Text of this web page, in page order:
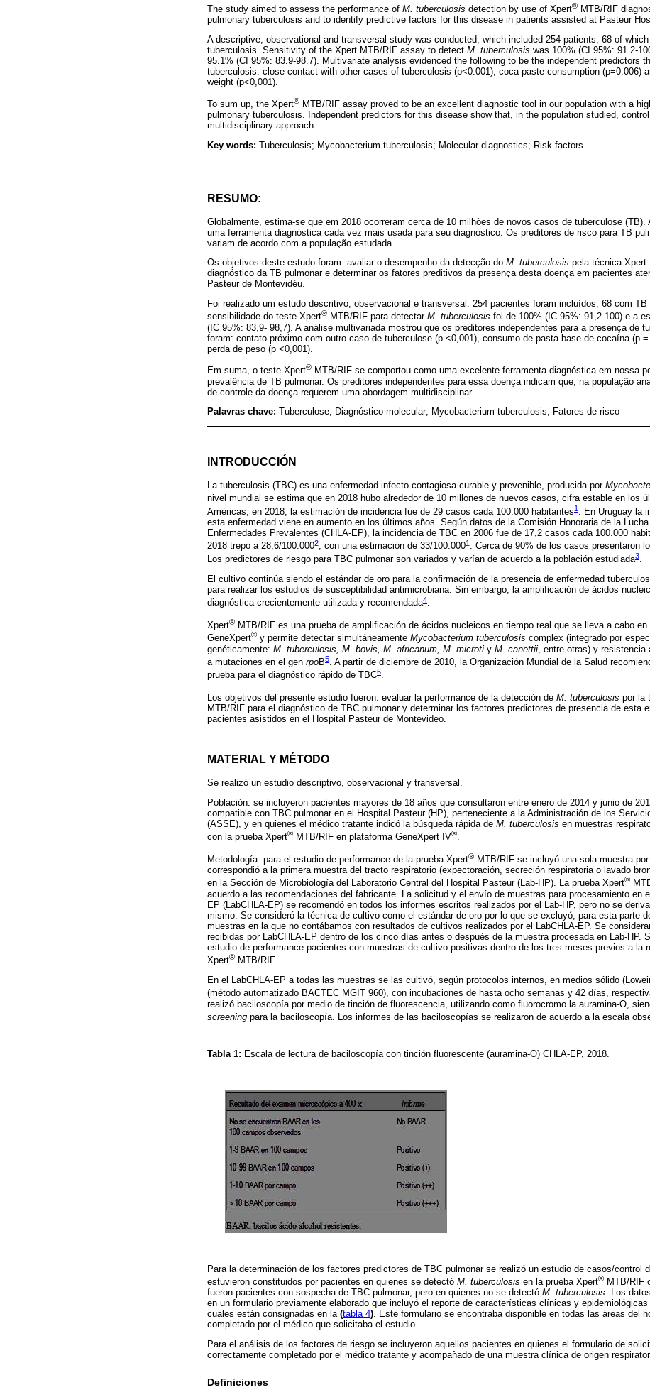
The study aimed to assess the performance of M. tuberculosis detection by use of Xpert® MTB/RIF
pulmonary tuberculosis and to identify predictive factors for this disease in patients assisted at Pasteur
A descriptive, observational and transversal study was conducted, which included 254 patients, 68 of
tuberculosis. Sensitivity of the Xpert MTB/RIF assay to detect M. tuberculosis was 100% (CI 95%: 91.2-
95.1% (CI 95%: 83.9-98.7). Multivariate analysis evidenced the following to be the independent predictors
tuberculosis: close contact with other cases of tuberculosis (p<0.001), coca-paste consumption (p=0.006)
weight (p<0,001).
To sum up, the Xpert® MTB/RIF assay proved to be an excellent diagnostic tool in our population with a
pulmonary tuberculosis. Independent predictors for this disease show that, in the population studied,
multidisciplinary approach.
Key words: Tuberculosis; Mycobacterium tuberculosis; Molecular diagnostics; Risk factors
RESUMO:
Globalmente, estima-se que em 2018 ocorreram cerca de 10 milhões de novos casos de tuberculose (TB).
uma ferramenta diagnóstica cada vez mais usada para seu diagnóstico. Os preditores de risco para TB
variam de acordo com a população estudada.
Os objetivos deste estudo foram: avaliar o desempenho da detecção do M. tuberculosis pela técnica Xpert
diagnóstico da TB pulmonar e determinar os fatores preditivos da presença desta doença em pacientes
Pasteur de Montevidéu.
Foi realizado um estudo descritivo, observacional e transversal. 254 pacientes foram incluídos, 68 com TB
sensibilidade do teste Xpert® MTB/RIF para detectar M. tuberculosis foi de 100% (IC 95%: 91,2-100) e a
(IC 95%: 83,9- 98,7). A análise multivariada mostrou que os preditores independentes para a presença de
foram: contato próximo com outro caso de tuberculose (p <0,001), consumo de pasta base de cocaína (p
perda de peso (p <0,001).
Em suma, o teste Xpert® MTB/RIF se comportou como uma excelente ferramenta diagnóstica em nossa
prevalência de TB pulmonar. Os preditores independentes para essa doença indicam que, na população
de controle da doença requerem uma abordagem multidisciplinar.
Palavras chave: Tuberculose; Diagnóstico molecular; Mycobacterium tuberculosis; Fatores de risco
INTRODUCCIÓN
La tuberculosis (TBC) es una enfermedad infecto-contagiosa curable y prevenible, producida por
nivel mundial se estima que en 2018 hubo alrededor de 10 millones de nuevos casos, cifra estable en los
Américas, en 2018, la estimación de incidencia fue de 29 casos cada 100.000 habitantes1 . En Uruguay la
esta enfermedad viene en aumento en los últimos años. Según datos de la Comisión Honoraria de la
Enfermedades Prevalentes (CHLA-EP), la incidencia de TBC en 2006 fue de 17,2 casos cada 100.000
2018 trepó a 28,6/100.0002, con una estimación de 33/100.0001 . Cerca de 90% de los casos presentaron
Los predictores de riesgo para TBC pulmonar son variados y varían de acuerdo a la población estudiada3.
El cultivo continúa siendo el estándar de oro para la confirmación de la presencia de enfermedad
para realizar los estudios de susceptibilidad antimicrobiana. Sin embargo, la amplificación de ácidos
diagnóstica crecientemente utilizada y recomendada4.
Xpert® MTB/RIF es una prueba de amplificación de ácidos nucleicos en tiempo real que se lleva a cabo en
GeneXpert® y permite detectar simultáneamente Mycobacterium tuberculosis complex (integrado por
genéticamente: M. tuberculosis, M. bovis, M. africanum, M. microti y M. canettii , entre otras) y
a mutaciones en el gen rpoB5 . A partir de diciembre de 2010, la Organización Mundial de la Salud
prueba para el diagnóstico rápido de TBC6.
Los objetivos del presente estudio fueron: evaluar la performance de la detección de M. tuberculosis por la
MTB/RIF para el diagnóstico de TBC pulmonar y determinar los factores predictores de presencia de esta
pacientes asistidos en el Hospital Pasteur de Montevideo.
MATERIAL Y MÉTODO
Se realizó un estudio descriptivo, observacional y transversal.
Población: se incluyeron pacientes mayores de 18 años que consultaron entre enero de 2014 y junio de
compatible con TBC pulmonar en el Hospital Pasteur (HP), perteneciente a la Administración de los
(ASSE), y en quienes el médico tratante indicó la búsqueda rápida de M. tuberculosis en muestras
con la prueba Xpert® MTB/RIF en plataforma GeneXpert IV®.
Metodología: para el estudio de performance de la prueba Xpert® MTB/RIF se incluyó una sola muestra
correspondió a la primera muestra del tracto respiratorio (expectoración, secreción respiratoria o lavado
en la Sección de Microbiología del Laboratorio Central del Hospital Pasteur (Lab-HP). La prueba Xpert®
acuerdo a las recomendaciones del fabricante. La solicitud y el envío de muestras para procesamiento en
EP (LabCHLA-EP) se recomendó en todos los informes escritos realizados por el Lab-HP, pero no se
mismo. Se consideró la técnica de cultivo como el estándar de oro por lo que se excluyó, para esta parte
muestras en la que no contábamos con resultados de cultivos realizados por el LabCHLA-EP. Se
recibidas por LabCHLA-EP dentro de los cinco días antes o después de la muestra procesada en Lab-HP.
estudio de performance pacientes con muestras de cultivo positivas dentro de los tres meses previos a la
Xpert® MTB/RIF.
En el LabCHLA-EP a todas las muestras se las cultivó, según protocolos internos, en medios sólido
(método automatizado BACTEC MGIT 960), con incubaciones de hasta ocho semanas y 42 días,
realizó baciloscopía por medio de tinción de fluorescencia, utilizando como fluorocromo la auramina-O,
screening para la baciloscopía. Los informes de las baciloscopías se realizaron de acuerdo a la escala
Tabla 1: Escala de lectura de baciloscopía con tinción fluorescente (auramina-O) CHLA-EP, 2018.
Para la determinación de los factores predictores de TBC pulmonar se realizó un estudio de casos/control
estuvieron constituidos por pacientes en quienes se detectó M. tuberculosis en la prueba Xpert® MTB/RIF
fueron pacientes con sospecha de TBC pulmonar, pero en quienes no se detectó M. tuberculosis. Los
en un formulario previamente elaborado que incluyó el reporte de características clínicas y
cuales están consignadas en la (tabla 4). Este formulario se encontraba disponible en todas las áreas del
completado por el médico que solicitaba el estudio.
Para el análisis de los factores de riesgo se incluyeron aquellos pacientes en quienes el formulario de
correctamente completado por el médico tratante y acompañado de una muestra clínica de origen
Definiciones